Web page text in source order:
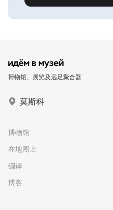
博物馆、展览及远足聚合器
莫斯科
博物馆
在地图上
编译
博客